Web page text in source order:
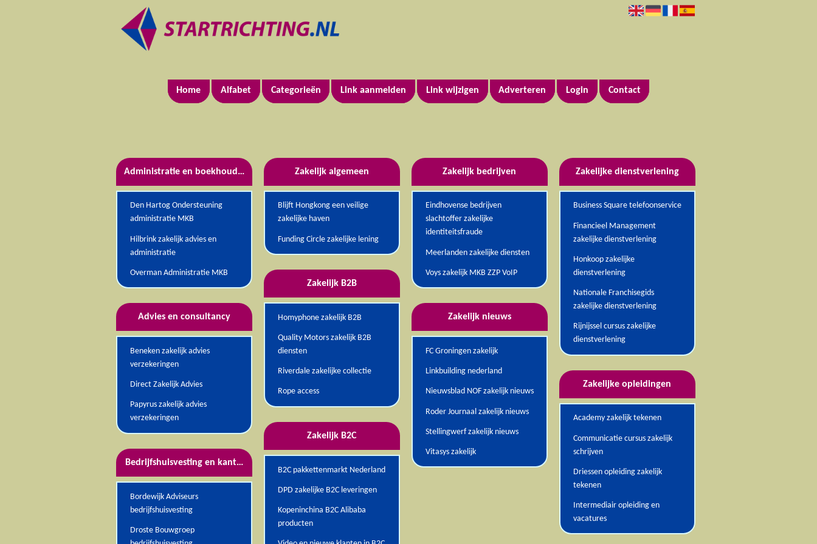
Home Alfabet Categorieën Link aanmelden Link wijzigen Adverteren Login Contact
Administratie en boekhouding
Den Hartog Ondersteuning
administratie MKB
Hilbrink zakelijk advies en
administratie
Overman Administratie MKB
Advies en consultancy
Beneken zakelijk advies
verzekeringen
Direct Zakelijk Advies
Papyrus zakelijk advies
verzekeringen
Bedrijfshuisvesting en kantoorartikelen
Bordewijk Adviseurs
bedrijfshuisvesting
Droste Bouwgroep
Zakelijk algemeen
Blijft Hongkong een veilige
zakelijke haven
Funding Circle zakelijke lening
Zakelijk B2B
Homyphone zakelijk B2B
Quality Motors zakelijk B2B
diensten
Riverdale zakelijke collectie
Rope access
Zakelijk B2C
B2C pakkettenmarkt Nederland
DPD zakelijke B2C leveringen
Kopeninchina B2C Alibaba
producten
Zakelijk bedrijven
Eindhovense bedrijven
slachtoffer zakelijke
identiteitsfraude
Meerlanden zakelijke diensten
Voys zakelijk MKB ZZP VoIP
Zakelijk nieuws
FC Groningen zakelijk
Linkbuilding nederland
Nieuwsblad NOF zakelijk nieuws
Roder Journaal zakelijk nieuws
Stellingwerf zakelijk nieuws
Vitasys zakelijk
Zakelijke dienstverlening
Business Square telefoonservice
Financieel Management
zakelijke dienstverlening
Honkoop zakelijke
dienstverlening
Nationale Franchisegids
zakelijke dienstverlening
Rijnijssel cursus zakelijke
dienstverlening
Zakelijke opleidingen
Academy zakelijk tekenen
Communicatie cursus zakelijk
schrijven
Driessen opleiding zakelijk
tekenen
Intermediair opleiding en
vacatures